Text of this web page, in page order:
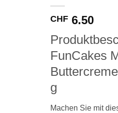
CHF 6.50
FunCakes
g
Machen Sie mit